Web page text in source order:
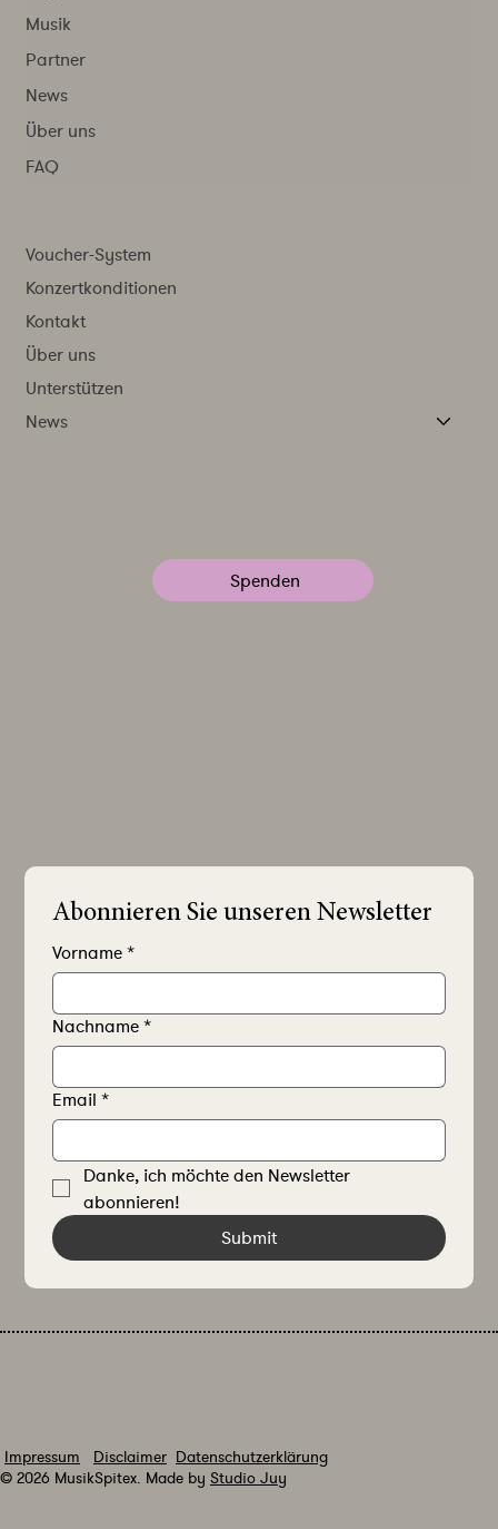
Impressum Disclaimer Datenschutzerklärung
© 2026 MusikSpitex. Made by Studio Juy
Musik
Partner
News
Über uns
FAQ
Voucher-System
Konzertkonditionen
Kontakt
Über uns
Unterstützen
News
Abonnieren Sie unseren Newsletter
Vorname *
Nachname *
Email *
Danke, ich möchte den Newsletter
abonnieren!
Submit
Spenden